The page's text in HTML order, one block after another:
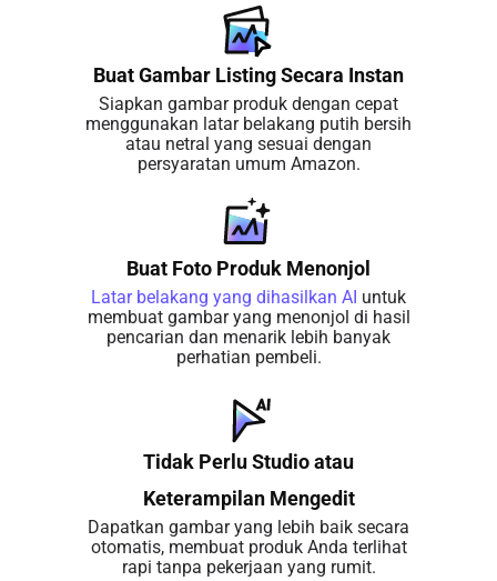
Buat Gambar Listing Secara Instan
Siapkan gambar produk dengan cepat
menggunakan latar belakang putih bersih
atau netral yang sesuai dengan
persyaratan umum Amazon.
Buat Foto Produk Menonjol
Latar belakang yang dihasilkan AI untuk
membuat gambar yang menonjol di hasil
pencarian dan menarik lebih banyak
perhatian pembeli.
Tidak Perlu Studio atau
Keterampilan Mengedit
Dapatkan gambar yang lebih baik secara
otomatis, membuat produk Anda terlihat
rapi tanpa pekerjaan yang rumit.